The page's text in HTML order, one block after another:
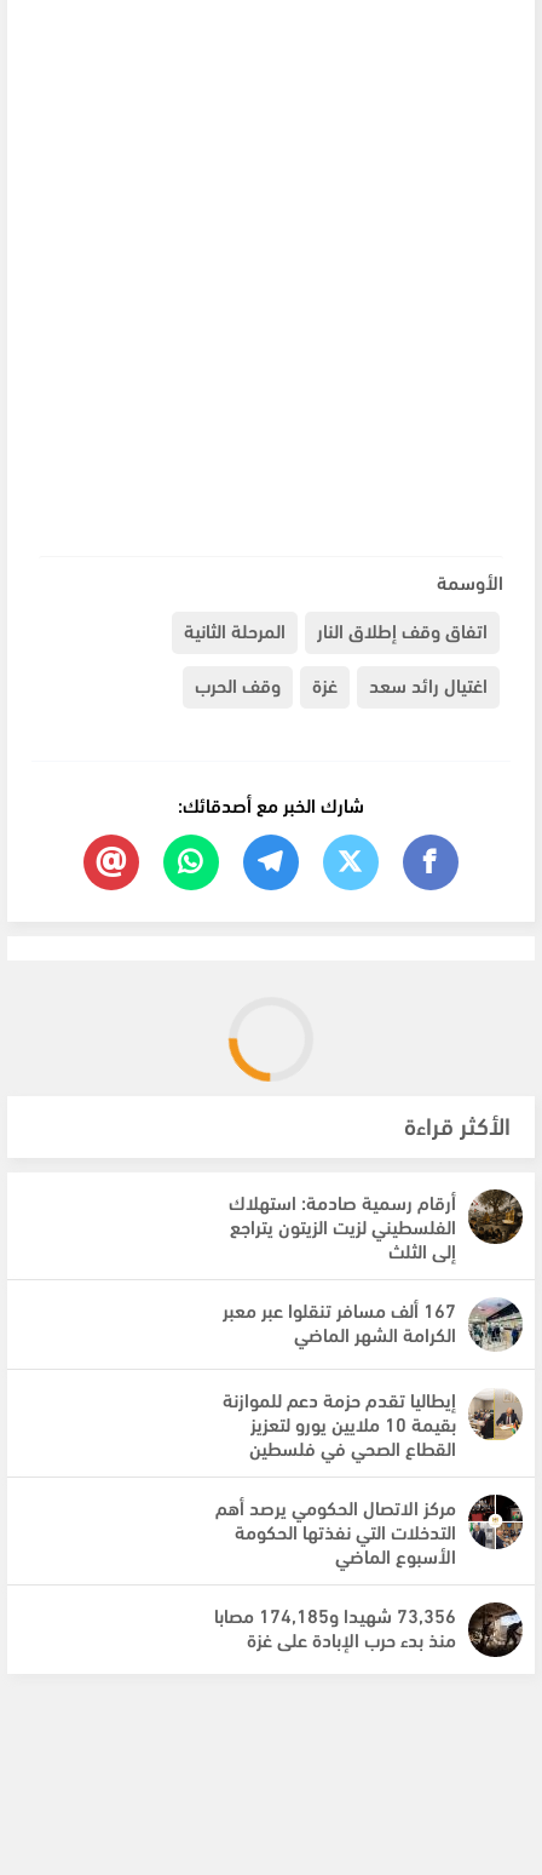
الأوسمة
اتفاق وقف إطلاق النار
المرحلة الثانية
اغتيال رائد سعد
غزة وقف الحرب
شارك الخبر مع أصدقائك:
الأكثر قراءة
أرقام رسمية صادمة: استهلاك
الفلسطيني لزيت الزيتون يتراجع
إلى الثلث
167 ألف مسافر تنقلوا عبر معبر
الكرامة الشهر الماضي
إيطاليا تقدم حزمة دعم للموازنة
بقيمة 10 ملايين يورو لتعزيز
القطاع الصحي في فلسطين
مركز الاتصال الحكومي يرصد أهم
التدخلات التي نفذتها الحكومة
الأسبوع الماضي
73,356 شهيدا و174,185 مصابا
منذ بدء حرب الإبادة على غزة